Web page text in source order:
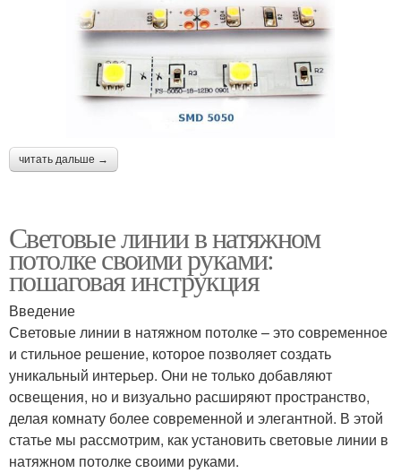
читать дальше →
Световые линии в натяжном
потолке своими руками:
пошаговая инструкция
Введение
Световые линии в натяжном потолке – это современное
и стильное решение, которое позволяет создать
уникальный интерьер. Они не только добавляют
освещения, но и визуально расширяют пространство,
делая комнату более современной и элегантной. В этой
статье мы рассмотрим, как установить световые линии в
натяжном потолке своими руками.